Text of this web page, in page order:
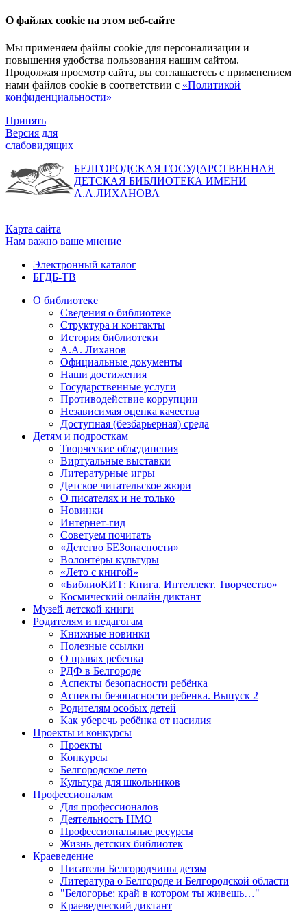
О файлах cookie на этом веб-сайте
Мы применяем файлы cookie для персонализации и
повышения удобства пользования нашим сайтом.
Продолжая просмотр сайта, вы соглашаетесь с применением
нами файлов cookie в соответствии с «Политикой
конфиденциальности»
Принять
Версия для
слабовидящих
БЕЛГОРОДСКАЯ ГОСУДАРСТВЕННАЯ
ДЕТСКАЯ БИБЛИОТЕКА ИМЕНИ
А.А.ЛИХАНОВА
Карта сайта
Нам важно ваше мнение
Электронный каталог
БГДБ-ТВ
О библиотеке
Сведения о библиотеке
Структура и контакты
История библиотеки
А.А. Лиханов
Официальные документы
Наши достижения
Государственные услуги
Противодействие коррупции
Независимая оценка качества
Доступная (безбарьерная) среда
Детям и подросткам
Творческие объединения
Виртуальные выставки
Литературные игры
Детское читательское жюри
О писателях и не только
Новинки
Интернет-гид
Советуем почитать
«Детство БЕЗопасности»
Волонтёры культуры
«Лето с книгой»
«БиблиоКИТ: Книга. Интеллект. Творчество»
Космический онлайн диктант
Музей детской книги
Родителям и педагогам
Книжные новинки
Полезные ссылки
О правах ребенка
РДФ в Белгороде
Аспекты безопасности ребёнка
Аспекты безопасности ребенка. Выпуск 2
Родителям особых детей
Как уберечь ребёнка от насилия
Проекты и конкурсы
Проекты
Конкурсы
Белгородское лето
Культура для школьников
Профессионалам
Для профессионалов
Деятельность НМО
Профессиональные ресурсы
Жизнь детских библиотек
Краеведение
Писатели Белгородчины детям
Литература о Белгороде и Белгородской области
"Белогорье: край в котором ты живешь…"
Краеведческий диктант